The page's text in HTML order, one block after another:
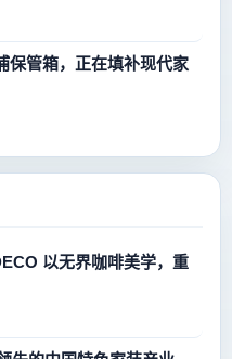
保管箱，正在填补现代家
以无界咖啡美学，重